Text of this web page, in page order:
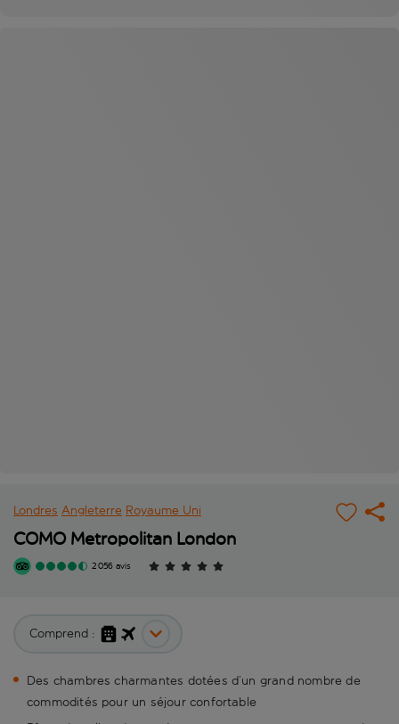
Londres Angleterre Royaume Uni
COMO Metropolitan London
2 056 avis
Comprend :
Des chambres charmantes dotées d’un grand nombre de
commodités pour un séjour confortable